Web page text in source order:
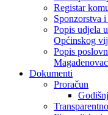
Registar
Sponzorstva
Popis udjela
Općinskog
Popis
Magadenovac
Dokumenti
Proračun